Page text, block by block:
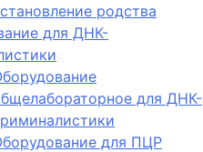
родства
для ДНК-
для ДНК-
для ПЦР